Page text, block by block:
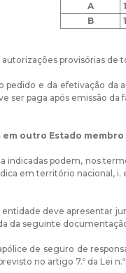
A
B
autorizações provisórias
pedido e da efetivação da
ser paga após emissão da
outro Estado
indicadas podem, nos
em território nacional, i.
entidade deve apresentar
da seguinte
de seguro de
no artigo 7.º da Lei